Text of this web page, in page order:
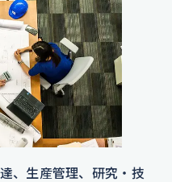
、生産管理、研究・技